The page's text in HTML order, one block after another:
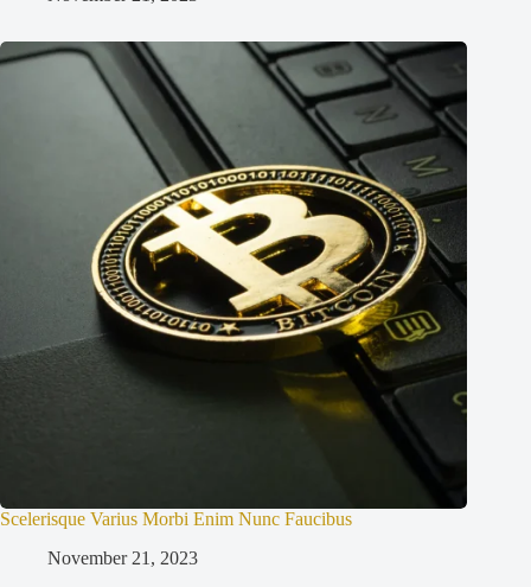
Scelerisque Varius Morbi Enim Nunc Faucibus
November 21, 2023